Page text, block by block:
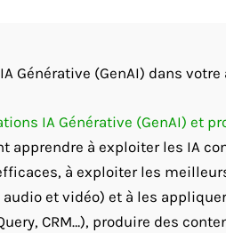
Générative (GenAI) dans
IA Générative (GenAI) et
apprendre à exploiter les IA
à exploiter les
audio et vidéo) et à les
CRM…), produire des